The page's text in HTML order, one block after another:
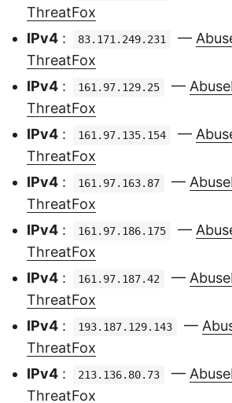
ThreatFox
IPv4 : 83.171.249.231 —
ThreatFox
IPv4 : 161.97.129.25 —
ThreatFox
IPv4 : 161.97.135.154 —
ThreatFox
IPv4 : 161.97.163.87 —
ThreatFox
IPv4 : 161.97.186.175 —
ThreatFox
IPv4 : 161.97.187.42 —
ThreatFox
IPv4 : 193.187.129.143 —
ThreatFox
IPv4 : 213.136.80.73 —
ThreatFox